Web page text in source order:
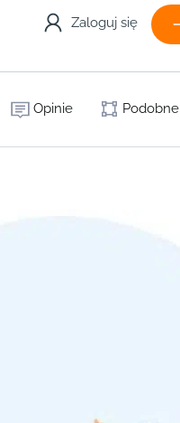
Zaloguj się
Opinie Podobne